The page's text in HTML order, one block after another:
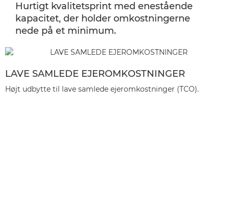
Hurtigt kvalitetsprint med enestående
kapacitet, der holder omkostningerne
nede på et minimum.
LAVE SAMLEDE EJEROMKOSTNINGER
Højt udbytte til lave samlede ejeromkostninger (TCO).